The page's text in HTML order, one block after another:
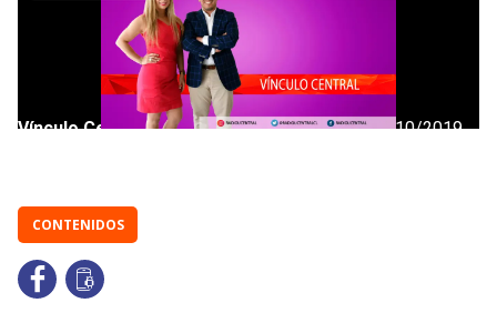
CONTENIDOS